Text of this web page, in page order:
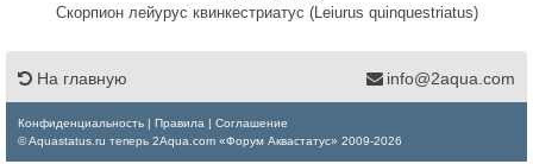
Скорпион лейурус квинкестриатус (Leiurus quinquestriatus)
На главную info@2aqua.com
Конфиденциальность | Правила | Соглашение
© Aquastatus.ru теперь 2Aqua.com «Форум Аквастатус» 2009-2026